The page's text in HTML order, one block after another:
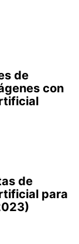
de
con
de
para